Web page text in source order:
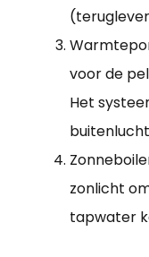
voor de
Het
zonlicht
tapwater